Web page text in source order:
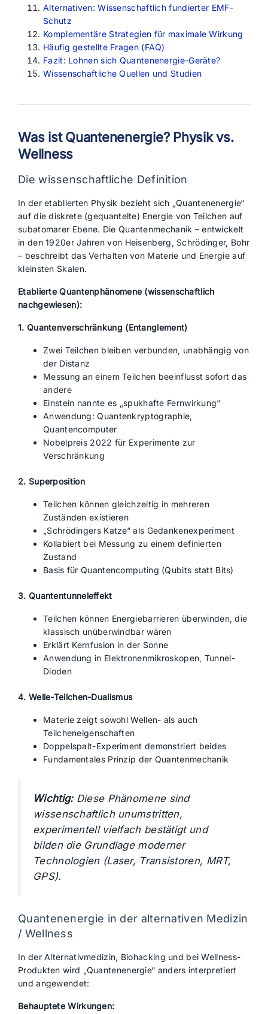
Alternativen: Wissenschaftlich fundierter EMF-
Schutz
Komplementäre Strategien für maximale Wirkung
Häufig gestellte Fragen (FAQ)
Fazit: Lohnen sich Quantenenergie-Geräte?
Wissenschaftliche Quellen und Studien
Was ist Quantenenergie? Physik vs.
Wellness
Die wissenschaftliche Definition
In der etablierten Physik bezieht sich „Quantenenergie“
auf die diskrete (gequantelte) Energie von Teilchen auf
subatomarer Ebene. Die Quantenmechanik – entwickelt
in den 1920er Jahren von Heisenberg, Schrödinger, Bohr
– beschreibt das Verhalten von Materie und Energie auf
kleinsten Skalen.
Etablierte Quantenphänomene (wissenschaftlich
nachgewiesen):
1. Quantenverschränkung (Entanglement)
Zwei Teilchen bleiben verbunden, unabhängig von
der Distanz
Messung an einem Teilchen beeinflusst sofort das
andere
Einstein nannte es „spukhafte Fernwirkung“
Anwendung: Quantenkryptographie,
Quantencomputer
Nobelpreis 2022 für Experimente zur
Verschränkung
2. Superposition
Teilchen können gleichzeitig in mehreren
Zuständen existieren
„Schrödingers Katze“ als Gedankenexperiment
Kollabiert bei Messung zu einem definierten
Zustand
Basis für Quantencomputing (Qubits statt Bits)
3. Quantentunneleffekt
Teilchen können Energiebarrieren überwinden, die
klassisch unüberwindbar wären
Erklärt Kernfusion in der Sonne
Anwendung in Elektronenmikroskopen, Tunnel-
Dioden
4. Welle-Teilchen-Dualismus
Materie zeigt sowohl Wellen- als auch
Teilcheneigenschaften
Doppelspalt-Experiment demonstriert beides
Fundamentales Prinzip der Quantenmechanik
Wichtig:Diese Phänomene sind
wissenschaftlich unumstritten,
experimentell vielfach bestätigt und
bilden die Grundlage moderner
Technologien (Laser, Transistoren, MRT,
GPS).
Quantenenergie in der alternativen Medizin
/ Wellness
In der Alternativmedizin, Biohacking und bei Wellness-
Produkten wird „Quantenenergie“ anders interpretiert
und angewendet:
Behauptete Wirkungen: